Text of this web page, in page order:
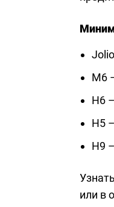
M6
H6
H5
H9
или в